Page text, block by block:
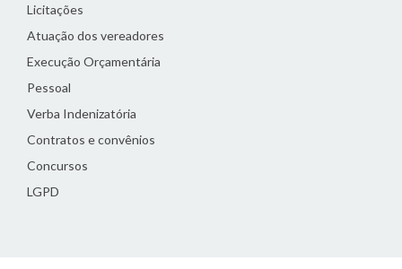
Licitações
Atuação dos vereadores
Execução Orçamentária
Pessoal
Verba Indenizatória
Contratos e convênios
Concursos
LGPD